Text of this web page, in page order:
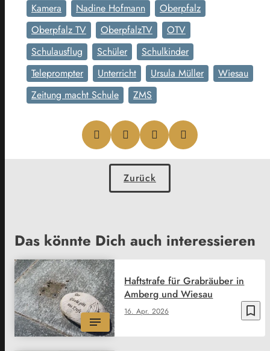
Kamera
Nadine Hofmann
Oberpfalz
Oberpfalz TV
OberpfalzTV
OTV
Schulausflug
Schüler
Schulkinder
Teleprompter
Unterricht Ursula Müller
Wiesau
Zeitung macht Schule
ZMS
Zurück
Das könnte Dich auch interessieren
bookmark_border
16. Apr. 2026
Haftstrafe für Grabräuber in
Amberg und Wiesau